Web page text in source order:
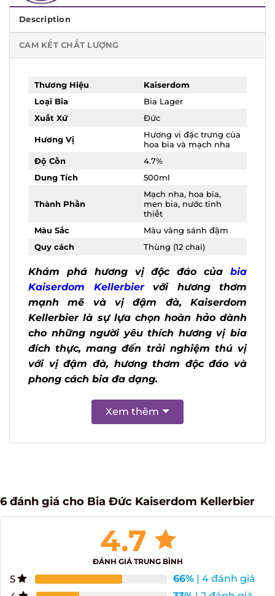
Description
CAM KẾT CHẤT LƯỢNG
Thương Hiệu
Kaiserdom
Loại Bia
Bia Lager
Xuất Xứ
Đức
Hương Vị
Hương vị đặc trưng
của hoa bia và mạch
Độ Cồn
Dung Tích
Mạch nha, hoa bia,
men bia, nước tinh
thiết
Màu Sắc
Màu vàng sánh đậm
Quy cách
Thùng (12 chai)
Khám phá hương vị độc đáo củabia
Kaiserdom Kellerbiervới hương thơm
mạnh mẽ và vị đậm đà, Kaiserdom
Kellerbier là sự lựa chọn hoàn hảo dành
cho những người yêu thích hương vị bia
đích thực, mang đến trải nghiệm thú vị
với vị đậm đà, hương thơm độc đáo và
phong cách bia đa dạng.
Xem thêm
6 đánh giá cho Bia Đức Kaiserdom Kellerbier
4.7
5 66%| 4 đánh giá